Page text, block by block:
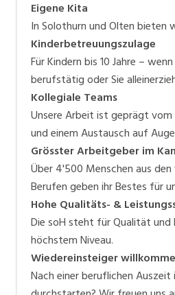
Eigene Kita
In Solothurn und Olten bieten
Kinderbetreuungszulage
Für Kindern bis 10 Jahre –
berufstätig oder Sie
Kollegiale Teams
Unsere Arbeit ist geprägt
und einem Austausch auf
Grösster Arbeitgeber im
Über 4'500 Menschen aus
Berufen geben ihr Bestes für
Hohe Qualitäts- &
Die soH steht für Qualität und
höchstem Niveau.
Wiedereinsteiger
Nach einer beruflichen